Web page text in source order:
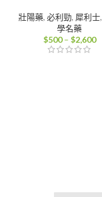
壯陽藥, 必利勁, 犀利士,
學名藥
$500 – $2,600價